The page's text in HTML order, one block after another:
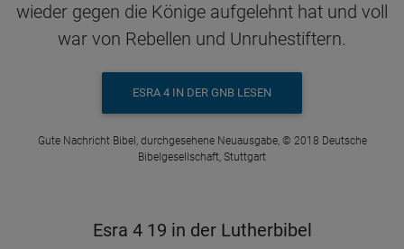
wieder gegen die Könige aufgelehnt hat und voll
war von Rebellen und Unruhestiftern.
ESRA 4 IN DER GNB LESEN
Gute Nachricht Bibel, durchgesehene Neuausgabe, © 2018 Deutsche
Bibelgesellschaft, Stuttgart
Esra 4 19 in der Lutherbibel